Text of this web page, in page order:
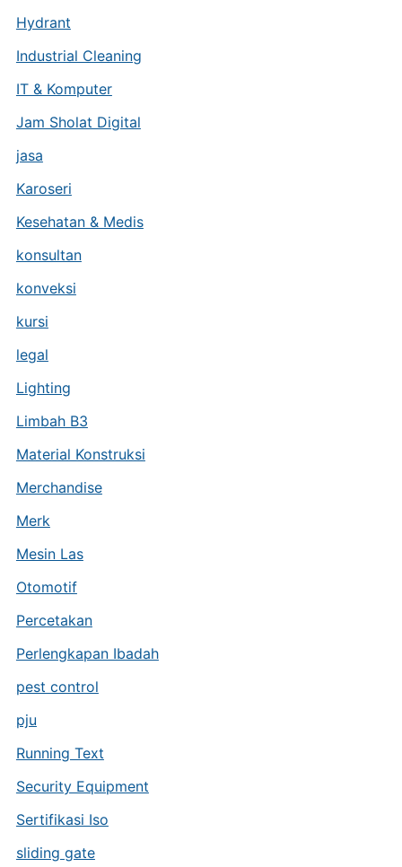
Hydrant
Industrial Cleaning
IT & Komputer
Jam Sholat Digital
jasa
Karoseri
Kesehatan & Medis
konsultan
konveksi
kursi
legal
Lighting
Limbah B3
Material Konstruksi
Merchandise
Merk
Mesin Las
Otomotif
Percetakan
Perlengkapan Ibadah
pest control
pju
Running Text
Security Equipment
Sertifikasi Iso
sliding gate